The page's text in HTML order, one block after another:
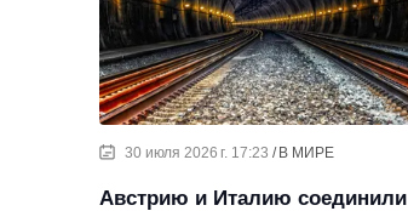
30 июля 2026 г. 17:23 В МИРЕ
Австрию и Италию соединили